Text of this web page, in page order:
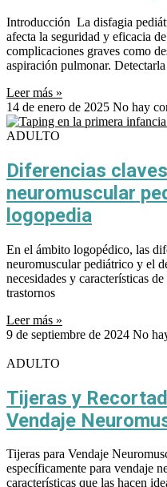
Introducción La disfagia
afecta la seguridad y eficacia
complicaciones graves como
aspiración pulmonar. Detectarla
Leer más »
14 de enero de 2025 No hay
ADULTO
Diferencias
neuromuscular
logopedia
En el ámbito logopédico, las
neuromuscular pediátrico y el
necesidades y características
trastornos
Leer más »
9 de septiembre de 2024 No
ADULTO
Tijeras y
Vendaje
Tijeras para Vendaje
específicamente para vendaje
características que las hacen